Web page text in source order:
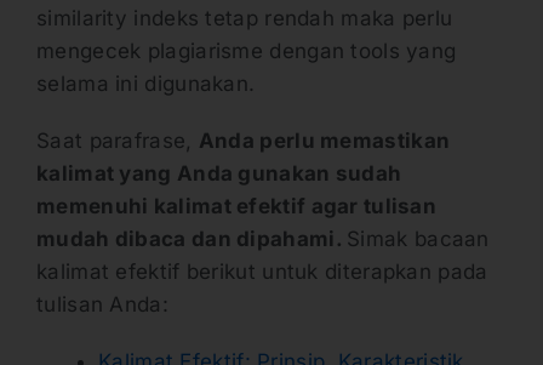
similarity indeks tetap rendah maka perlu
mengecek plagiarisme dengan tools yang
selama ini digunakan.
Saat parafrase, Anda perlu memastikan
kalimat yang Anda gunakan sudah
memenuhi kalimat efektif agar tulisan
mudah dibaca dan dipahami. Simak bacaan
kalimat efektif berikut untuk diterapkan pada
tulisan Anda: